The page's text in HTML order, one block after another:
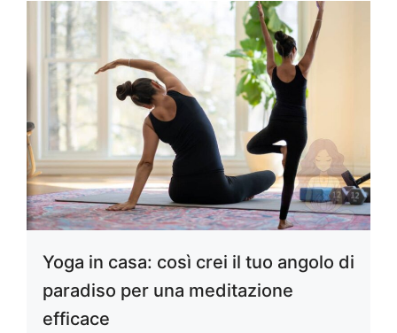
Yoga in casa: così crei il tuo angolo di
paradiso per una meditazione
efficace